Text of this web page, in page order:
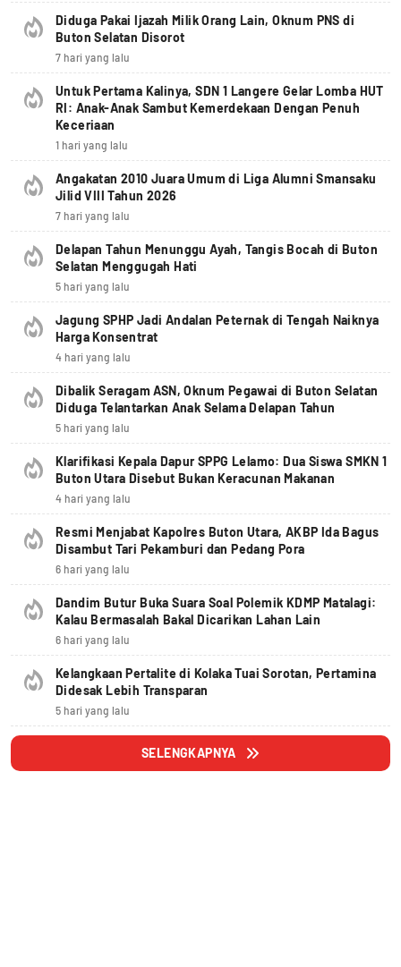
Diduga Pakai Ijazah Milik Orang Lain, Oknum PNS di
Buton Selatan Disorot
7 hari yang lalu
Untuk Pertama Kalinya, SDN 1 Langere Gelar Lomba HUT
RI: Anak-Anak Sambut Kemerdekaan Dengan Penuh
Keceriaan
1 hari yang lalu
Angakatan 2010 Juara Umum di Liga Alumni Smansaku
Jilid VIII Tahun 2026
7 hari yang lalu
Delapan Tahun Menunggu Ayah, Tangis Bocah di Buton
Selatan Menggugah Hati
5 hari yang lalu
Jagung SPHP Jadi Andalan Peternak di Tengah Naiknya
Harga Konsentrat
4 hari yang lalu
Dibalik Seragam ASN, Oknum Pegawai di Buton Selatan
Diduga Telantarkan Anak Selama Delapan Tahun
5 hari yang lalu
Klarifikasi Kepala Dapur SPPG Lelamo: Dua Siswa SMKN 1
Buton Utara Disebut Bukan Keracunan Makanan
4 hari yang lalu
Resmi Menjabat Kapolres Buton Utara, AKBP Ida Bagus
Disambut Tari Pekamburi dan Pedang Pora
6 hari yang lalu
Dandim Butur Buka Suara Soal Polemik KDMP Matalagi:
Kalau Bermasalah Bakal Dicarikan Lahan Lain
6 hari yang lalu
Kelangkaan Pertalite di Kolaka Tuai Sorotan, Pertamina
Didesak Lebih Transparan
5 hari yang lalu
SELENGKAPNYA